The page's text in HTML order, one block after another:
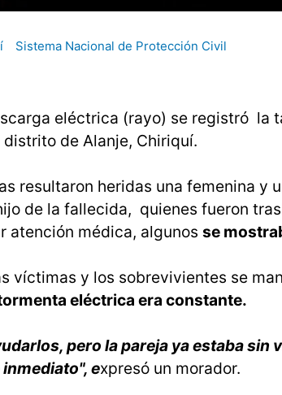
Sistema Nacional de Protección Civil
eléctrica (rayo) se registró la
distrito de Alanje, Chiriquí.
resultaron heridas una femenina y
de la fallecida, quienes fueron
atención médica, algunos se
víctimas y los sobrevivientes se
eléctrica era constante.
pero la pareja ya estaba sin
expresó un morador.